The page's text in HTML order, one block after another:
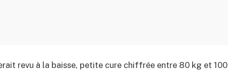
revu à la baisse, petite cure chiffrée entre 80 kg et 100